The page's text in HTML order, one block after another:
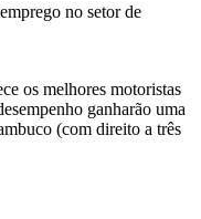
no setor de
os melhores motoristas
ganharão uma
(com direito a três